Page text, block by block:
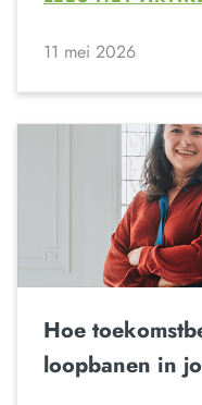
11 mei 2026
Hoe
loopbanen in